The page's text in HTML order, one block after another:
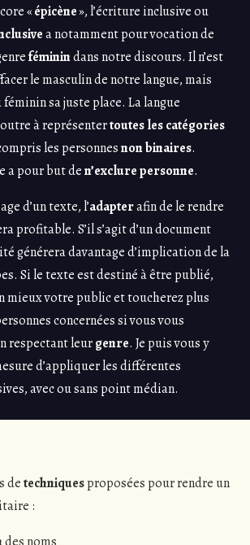
«épicène», l’écriture inclusive ou
a notamment pour vocation de
féminindans notre discours. Il n’est
le masculin de notre langue, mais
sa juste place. La langue
à représentertoutes les catégories
les personnesnon binaires.
a pour but den’exclure personne.
d’un texte, l’adapterafin de le rendre
profitable. S’il s’agit d’un document
générera davantage d’implication de la
Si le texte est destiné à être publié,
mieux votre public et toucherez plus
concernées si vous vous
respectant leurgenre. Je puis vous y
d’appliquer les différentes
avec ou sans point médian.
detechniquesproposées pour rendre un
: